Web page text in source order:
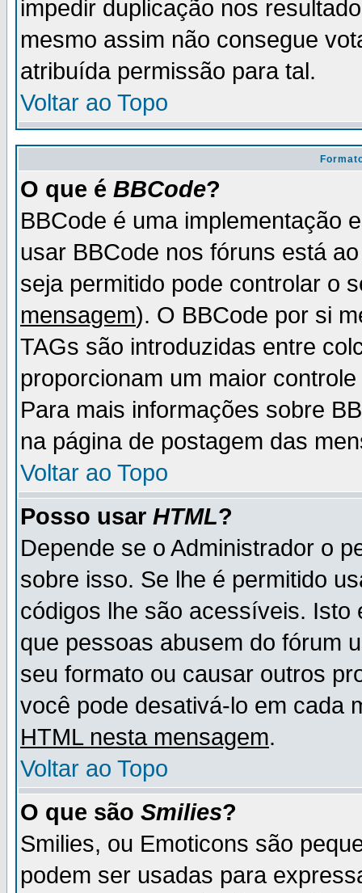
impedir duplicação nos
mesmo assim não consegue
atribuída permissão para tal.
Voltar ao Topo
O que é BBCode?
BBCode é uma implementação
usar BBCode nos fóruns está
seja permitido pode controlar o
mensagem). O BBCode por si
TAGs são introduzidas entre
proporcionam um maior
Para mais informações sobre
na página de postagem das
Voltar ao Topo
Posso usar HTML?
Depende se o Administrador o
sobre isso. Se lhe é permitido
códigos lhe são acessíveis.
que pessoas abusem do fórum
seu formato ou causar outros
você pode desativá-lo em cada
HTML nesta mensagem.
Voltar ao Topo
O que são Smilies?
Smilies, ou Emoticons são
podem ser usadas para